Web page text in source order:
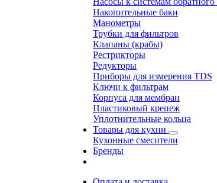
Накопительные баки
Манометры
Трубки для фильтров
Клапаны (крабы)
Рестрикторы
Редукторы
Приборы для измерения TDS
Ключи к фильтрам
Корпуса для мембран
Пластиковый крепеж
Уплотнительные кольца
Товары для кухни
Кухонные смесители
Бренды